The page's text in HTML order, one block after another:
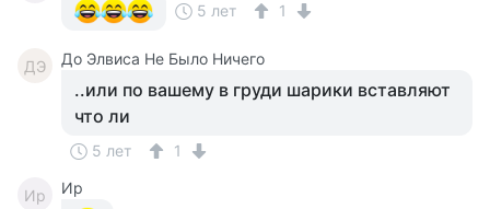
5 лет
1
ДЭ До Элвиса Не Было Ничего
..или по вашему в груди шарики вставляют
что ли
5 лет 1
Ир
Ир